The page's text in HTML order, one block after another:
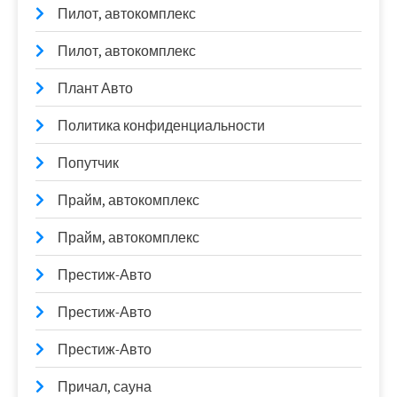
Пилот, автокомплекс
Пилот, автокомплекс
Плант Авто
Политика конфиденциальности
Попутчик
Прайм, автокомплекс
Прайм, автокомплекс
Престиж-Авто
Престиж-Авто
Престиж-Авто
Причал, сауна